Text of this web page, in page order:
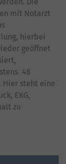
mit Notarzt
hierbei
geöffnet
48
Hier steht eine
EKG,
zu